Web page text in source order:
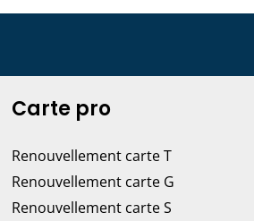
Carte pro
Renouvellement carte T
Renouvellement carte G
Renouvellement carte S